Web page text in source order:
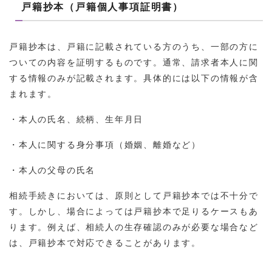
戸籍抄本（戸籍個人事項証明書）
戸籍抄本は、戸籍に記載されている方のうち、一部の方に
ついての内容を証明するものです。通常、請求者本人に関
する情報のみが記載されます。具体的には以下の情報が含
まれます。
・本人の氏名、続柄、生年月日
・本人に関する身分事項（婚姻、離婚など）
・本人の父母の氏名
相続手続きにおいては、原則として戸籍抄本では不十分で
す。しかし、場合によっては戸籍抄本で足りるケースもあ
ります。例えば、相続人の生存確認のみが必要な場合など
は、戸籍抄本で対応できることがあります。